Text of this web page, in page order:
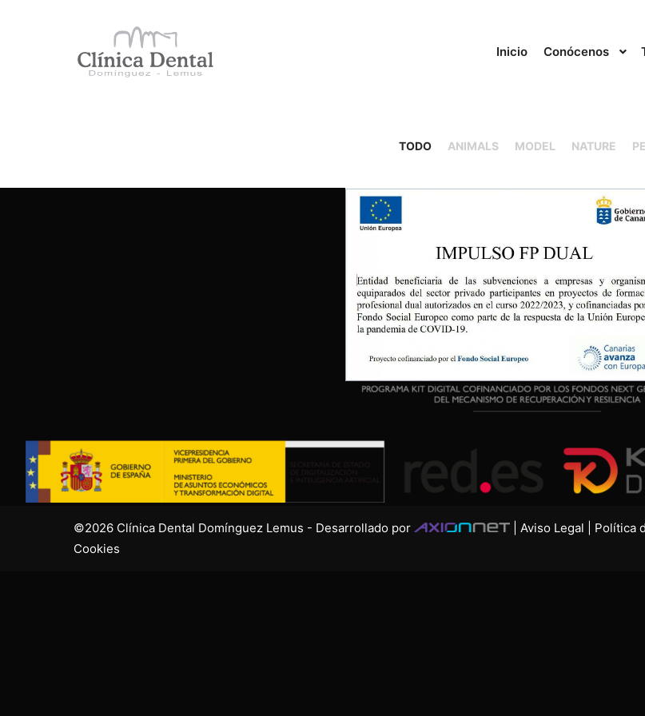
Inicio Conócenos
TODO ANIMALS MODEL NATURE
©2026 Clínica Dental Domínguez Lemus - Desarrollado por Aviso Legal Política
Cookies